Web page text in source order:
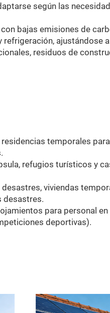
según las
bajas emisiones de
ajustándose
residuos de
temporales
refugios turísticos y
viviendas
desastres.
para personal
deportivas).